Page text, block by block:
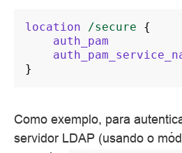
location /secure
{
auth_pam
}
Como exemplo, para
servidor LDAP (usando o